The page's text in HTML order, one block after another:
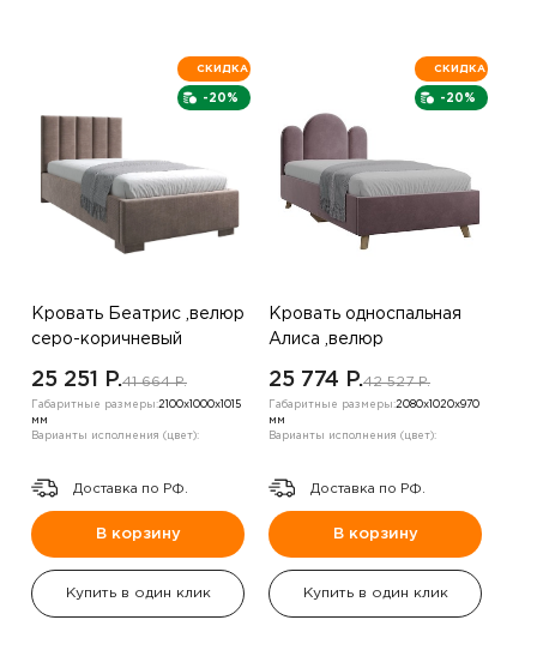
-20%
СКИДКА
Кровать Беатрис ,велюр
серо-коричневый
25 251 P.41 664 P.
Габаритные размеры:2100х1000х1015
мм
Варианты исполнения (цвет):
Доставка по РФ.
В корзину
Купить в один клик
-20%
СКИДКА
Кровать односпальная
Алиса ,велюр
25 774 P.42 527 P.
Габаритные размеры:2080х1020х970
мм
Варианты исполнения (цвет):
Доставка по РФ.
В корзину
Купить в один клик